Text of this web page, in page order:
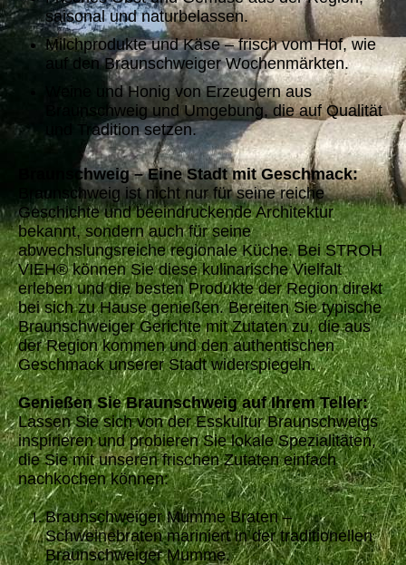
saisonal und naturbelassen.
Milchprodukte und Käse – frisch vom Hof, wie
auf den Braunschweiger Wochenmärkten.
Weine und Honig von Erzeugern aus
Braunschweig und Umgebung, die auf Qualität
und Tradition setzen.
Braunschweig – Eine Stadt mit Geschmack:
Braunschweig ist nicht nur für seine reiche
Geschichte und beeindruckende Architektur
bekannt, sondern auch für seine
abwechslungsreiche regionale Küche. Bei STROH
VIEH® können Sie diese kulinarische Vielfalt
erleben und die besten Produkte der Region direkt
bei sich zu Hause genießen. Bereiten Sie typische
Braunschweiger Gerichte mit Zutaten zu, die aus
der Region kommen und den authentischen
Geschmack unserer Stadt widerspiegeln.
Genießen Sie Braunschweig auf Ihrem Teller:
Lassen Sie sich von der Esskultur Braunschweigs
inspirieren und probieren Sie lokale Spezialitäten,
die Sie mit unseren frischen Zutaten einfach
nachkochen können:
Braunschweiger Mumme Braten –
Schweinebraten mariniert in der traditionellen
Braunschweiger Mumme.